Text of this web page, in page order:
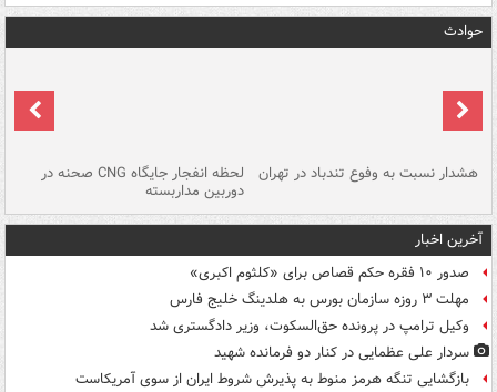
حوادث
هشدار نسبت به وفوع تندباد در تهران لحظه انفجار جایگاه CNG صحنه در
دوربین مداربسته
آخرین اخبار
صدور ۱۰ فقره حکم قصاص برای «کلثوم اکبری»
مهلت ۳ روزه سازمان بورس به هلدینگ خلیج فارس
وکیل ترامپ در پرونده حق‌السکوت، وزیر دادگستری شد
سردار علی عظمایی در کنار دو فرمانده شهید
بازگشایی تنگه هرمز منوط به پذیرش شروط ایران از سوی آمریکاست